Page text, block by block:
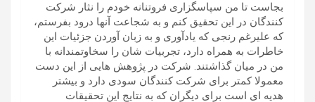
بجاست تا من سپاسگزاری فروتنانه خودم را نثار شرکت
کنندگان در این تحقیق کنم و به شجاعت آنها درود بفرستم،
که علیرغم رنجی که یادآوری و به زبان آوردن جزئیات این
خاطرات به همراه دارد، تجربیات شان را سخاوتمندانه با
من در میان گذاشتند. شرکت در پژوهش هایی از این دست
معمولا کمتر برای شرکت کنندگان سودی دارد و بیشتر
هدیه ای است برای دیگران که به نتایج این تحقیقات